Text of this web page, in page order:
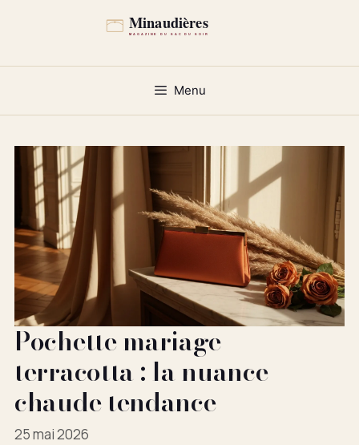
Menu
Pochette mariage
terracotta : la nuance
chaude tendance
25 mai 2026